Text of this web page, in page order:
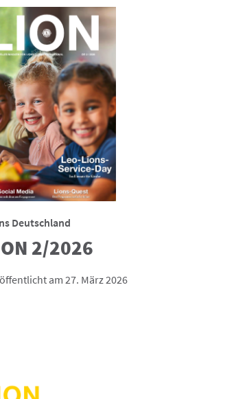
Deutschland
2/2026
am 27. März 2026